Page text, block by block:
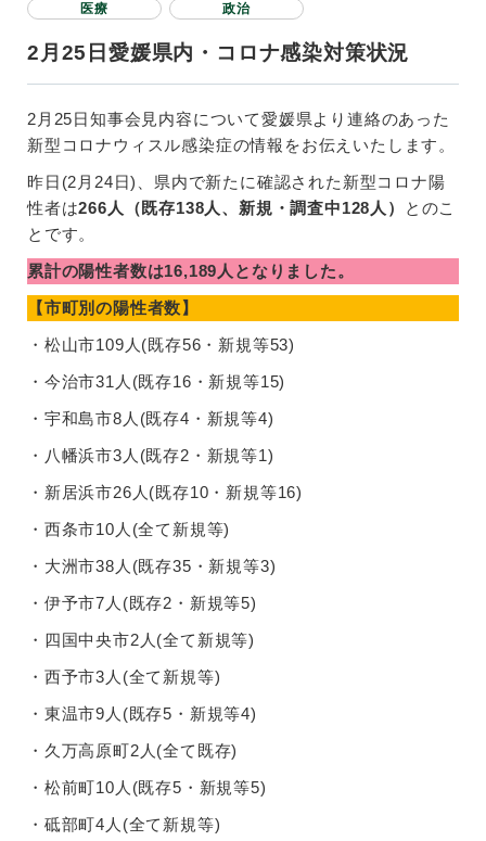
医療 政治
2月25日愛媛県内・コロナ感染対策状況
2月25日知事会見内容について愛媛県より連絡のあった
新型コロナウィスル感染症の情報をお伝えいたします。
昨日(2月24日)、県内で新たに確認された新型コロナ陽
性者は266人（既存138人、新規・調査中128人）
とのこ
とです。
累計の陽性者数は16,189人となりました。
【市町別の陽性者数】
・松山市109人(既存56・新規等53)
・今治市31人(既存16・新規等15)
・宇和島市8人(既存4・新規等4)
・八幡浜市3人(既存2・新規等1)
・新居浜市26人(既存10・新規等16)
・西条市10人(全て新規等)
・大洲市38人(既存35・新規等3)
・伊予市7人(既存2・新規等5)
・四国中央市2人(全て新規等)
・西予市3人(全て新規等)
・東温市9人(既存5・新規等4)
・久万高原町2人(全て既存)
・松前町10人(既存5・新規等5)
・砥部町4人(全て新規等)